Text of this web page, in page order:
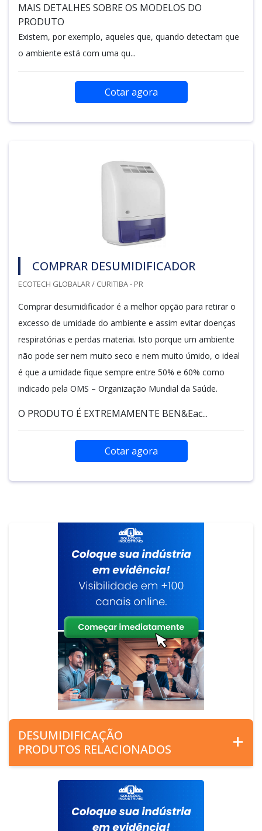
MAIS DETALHES SOBRE OS MODELOS DO
PRODUTO
Existem, por exemplo, aqueles que, quando detectam que
o ambiente está com uma qu...
Cotar agora
COMPRAR DESUMIDIFICADOR
ECOTECH GLOBALAR / CURITIBA - PR
Comprar desumidificador é a melhor opção para retirar o
excesso de umidade do ambiente e assim evitar doenças
respiratórias e perdas materiai. Isto porque um ambiente
não pode ser nem muito seco e nem muito úmido, o ideal
é que a umidade fique sempre entre 50% e 60% como
indicado pela OMS – Organização Mundial da Saúde.
O PRODUTO É EXTREMAMENTE BEN&Eac...
Cotar agora
DESUMIDIFICAÇÃO
PRODUTOS RELACIONADOS